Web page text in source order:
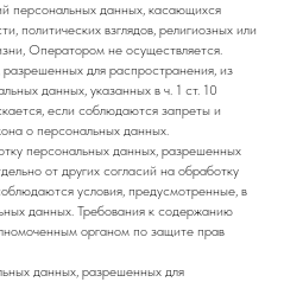
персональных данных, касающихся
политических взглядов, религиозных или
Оператором не осуществляется.
для распространения, из
данных, указанных в ч. 1 ст. 10
если соблюдаются запреты и
о персональных данных.
персональных данных, разрешенных
от других согласий на обработку
условия, предусмотренные, в
данных. Требования к содержанию
органом по защите прав
данных, разрешенных для